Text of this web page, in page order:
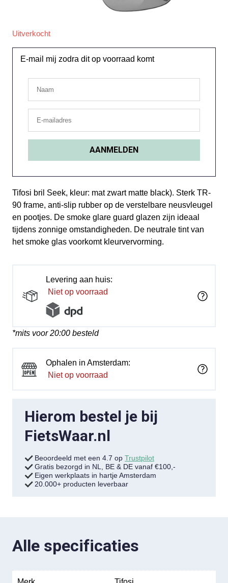
Uitverkocht
E-mail mij zodra dit op voorraad komt
Tifosi bril Seek, kleur: mat zwart matte black). Sterk TR-
90 frame, anti-slip rubber op de verstelbare neusvleugel
en pootjes. De smoke glare guard glazen zijn ideaal
tijdens zonnige omstandigheden. De neutrale tint van
het smoke glas voorkomt kleurvervorming.
Levering aan huis:
Niet op voorraad
*mits voor 20:00 besteld
Ophalen in Amsterdam:
Niet op voorraad
Hierom bestel je bij
FietsWaar.nl
Beoordeeld met een 4.7 op Trustpilot
Gratis bezorgd in NL, BE & DE vanaf €100,-
Eigen werkplaats in hartje Amsterdam
20.000+ producten leverbaar
Alle specificaties